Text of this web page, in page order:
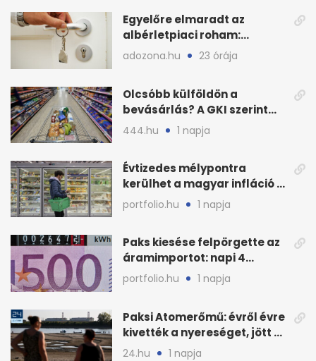
Egyelőre elmaradt az
albérletpiaci roham:
ennyibe kerülnek a kiadó
adozona.hu 23 órája
Olcsóbb külföldön a
bevásárlás? A GKI szerint
zárkózott a magyar árszint
444.hu 1 napja
Évtizedes mélypontra
kerülhet a magyar infláció a
KSH új adata szerint
portfolio.hu 1 napja
Paks kiesése felpörgette az
áramimportot: napi 4
milliárd forintos számla
portfolio.hu 1 napja
Paksi Atomerőmű: évről évre
kivették a nyereséget, jött a
baj
24.hu 1 napja